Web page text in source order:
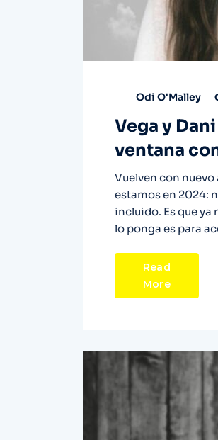
Odi O'Malley
Vega y
ventana
Vuelven con
estamos en 2024:
incluido. Es que ya
lo ponga es para
Read
More